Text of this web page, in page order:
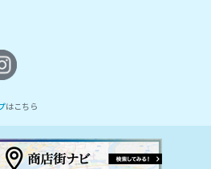
はこちら